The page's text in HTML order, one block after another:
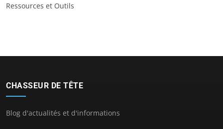
Ressources et Outils
CHASSEUR DE TÊTE
Blog d'actualités et d'informations